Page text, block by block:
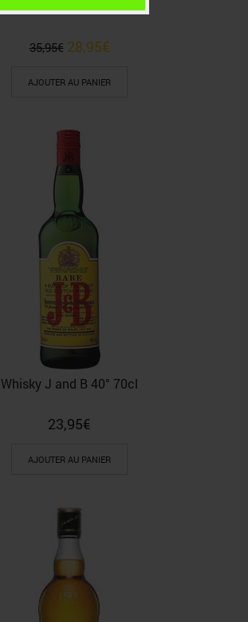
35,95€ 28,95€
AJOUTER AU PANIER
Whisky J and B 40° 70cl
23,95€
AJOUTER AU PANIER